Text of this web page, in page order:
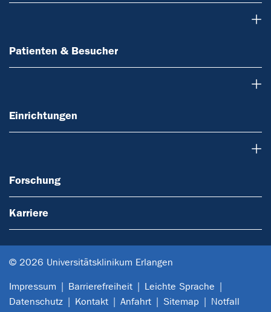
Patienten & Besucher
Einrichtungen
Forschung
Karriere
© 2026 Universitätsklinikum Erlangen
Impressum Barrierefreiheit
Leichte Sprache
Datenschutz
Kontakt Anfahrt Sitemap Notfall